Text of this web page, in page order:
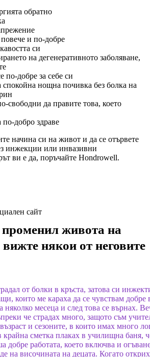
обратно
и по-добре
си
на дегенеративното заболяване,
по-добре за себе си
спокойна нощна почивка без болка на
свободни да правите това, което
по-добро здраве
начина си на живот и да се отървете
инжекции или инвазивни
ви е да, поръчайте Hondrowell.
сайт
живота на
някои от неговите
от болки в кръста, затова си
които ме караха да се чувствам добре
няколко месеца и след това се върнах.
че страдах много, защото съм
и сезоните, в които имах много
крайна сметка плаках в училищна баня,
добре работата, което включва и
на височината на децата. Когато открих